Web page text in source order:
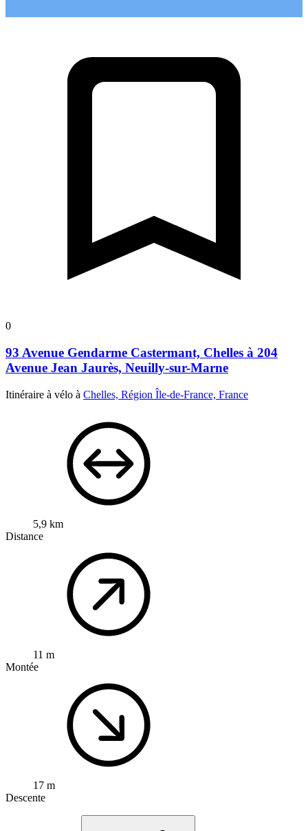
0
93 Avenue Gendarme Castermant, Chelles à 204
Avenue Jean Jaurès, Neuilly-sur-Marne
Itinéraire à vélo à Chelles, Région Île-de-France, France
5,9 km
Distance
11 m
Montée
17 m
Descente